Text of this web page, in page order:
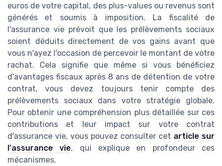
euros de votre capital, des plus-values ou revenus sont
générés et soumis à imposition. La fiscalité de
l'assurance vie prévoit que les prélèvements sociaux
soient déduits directement de vos gains avant que
vous n'ayez l'occasion de percevoir le montant de votre
rachat. Cela signifie que même si vous bénéficiez
d'avantages fiscaux après 8 ans de détention de votre
contrat, vous devez toujours tenir compte des
prélèvements sociaux dans votre stratégie globale.
Pour obtenir une compréhension plus détaillée sur ces
contributions et leur impact sur votre contrat
d'assurance vie, vous pouvez consulter cet article sur
l'assurance vie, qui explique en profondeur ces
mécanismes.